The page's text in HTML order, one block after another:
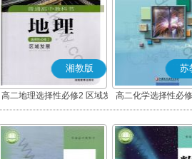
湘教版
高二地理选择性必修2 区域发
展
苏
高二化学选择性必
应原理